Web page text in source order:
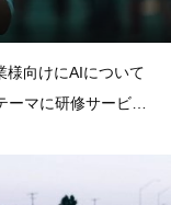
様向けにAIについて
マに研修サービス